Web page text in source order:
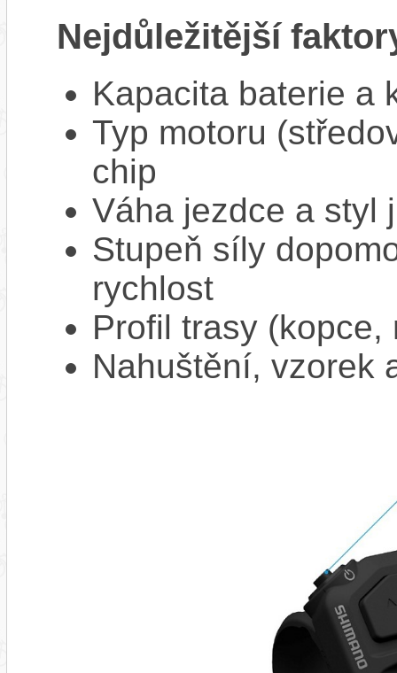
Nejdůležitější
Kapacita baterie a
Typ motoru
chip
Váha jezdce a styl
Stupeň síly
rychlost
Profil trasy
Nahuštění, vzorek